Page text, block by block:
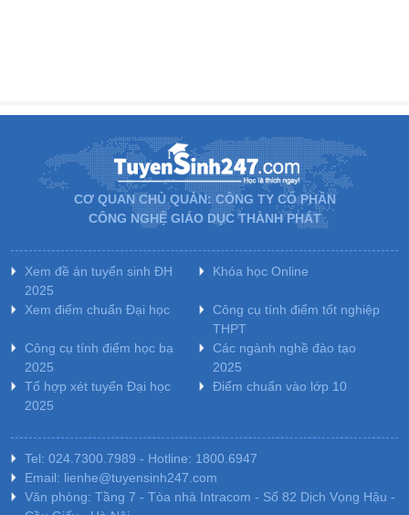
CƠ QUAN CHỦ QUẢN: CÔNG TY CỔ PHẦN
CÔNG NGHỆ GIÁO DỤC THÀNH PHÁT
Xem đề án tuyển sinh ĐH
2025
Khóa học Online
Xem điểm chuẩn Đại học
Công cụ tính điểm tốt nghiệp
THPT
Công cụ tính điểm học bạ
2025
Các ngành nghề đào tạo
2025
Tổ hợp xét tuyển Đại học
2025
Điểm chuẩn vào lớp 10
Tel: 024.7300.7989 - Hotline: 1800.6947
Email: lienhe@tuyensinh247.com
Văn phòng: Tầng 7 - Tòa nhà Intracom - Số 82 Dịch Vọng Hậu -